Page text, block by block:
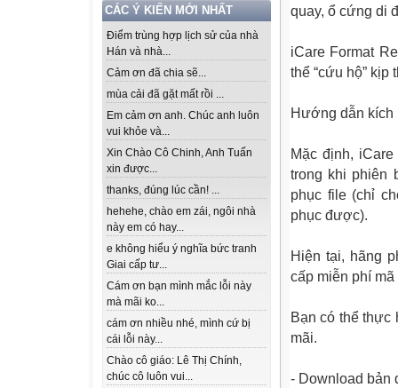
CÁC Ý KIẾN MỚI NHẤT
Điểm trùng hợp lịch sử của nhà
Hán và nhà...
Cảm ơn đã chia sẽ...
mùa cải đã gặt mất rồi ...
Em cảm ơn anh. Chúc anh luôn
vui khỏe và...
Xin Chào Cô Chinh, Anh Tuấn
xin được...
thanks, đúng lúc cần! ...
hehehe, chào em zái, ngôi nhà
này em có hay...
e không hiểu ý nghĩa bức tranh
Giai cấp tư...
Cám ơn bạn mình mắc lỗi này
mà mãi ko...
cám ơn nhiều nhé, mình cứ bị
cái lỗi này...
Chào cô giáo: Lê Thị Chính,
chúc cô luôn vui...
quay, ổ cứng di
iCare Format
thể “cứu hộ”
Hướng dẫn kích
Mặc định,
trong khi phiên
phục file (chỉ
phục được).
Hiện tại, hãng
cấp miễn phí
Bạn có thể thực
mãi.
- Download bản